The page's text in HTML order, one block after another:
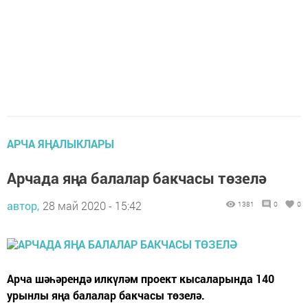
АРЧА ЯҢАЛЫКЛАРЫ
Арчада яңа балалар бакчасы төзелә
автор, 28 май 2020 - 15:42 1381 0 0
Арча шәһәрендә илкүләм проект кысаларында 140
урынлы яңа балалар бакчасы төзелә.